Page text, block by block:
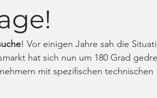
! Vor einigen Jahre sah die
hat sich nun um 180 Grad
mit spezifischen technischen